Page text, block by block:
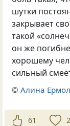
шутки
закрывает
такой «
он же
хорошему
сильный
©Алина
61